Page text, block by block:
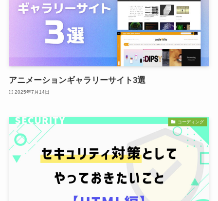
アニメーションギャラリーサイト3選
2025年7月14日
コーディング